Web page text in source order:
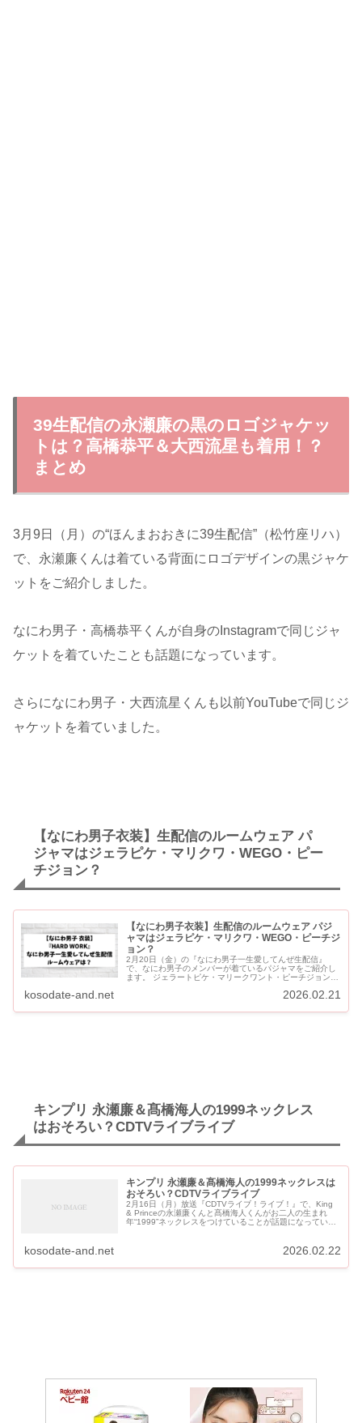
39生配信の永瀬廉の黒のロゴジャケッ
トは？高橋恭平＆大西流星も着用！？
まとめ
3月9日（月）の“ほんまおおきに39生配信”（松竹座リハ）
で、永瀬廉くんは着ている背面にロゴデザインの黒ジャケ
ットをご紹介しました。
なにわ男子・高橋恭平くんが自身のInstagramで同じジャ
ケットを着ていたことも話題になっています。
さらになにわ男子・大西流星くんも以前YouTubeで同じジ
ャケットを着ていました。
【なにわ男子衣装】生配信のルームウェア パ
ジャマはジェラピケ・マリクワ・WEGO・ピー
チジョン？
【なにわ男子衣装】生配信のルームウェア パジ
ャマはジェラピケ・マリクワ・WEGO・ピーチジ
ョン？
2月20日（金）の『なにわ男子一生愛してんぜ生配信』
で、なにわ男子のメンバーが着ているパジャマをご紹介し
ます。 ジェラートピケ・マリークワント・ピーチジョン・
kosodate-and.net 2026.02.21
キンプリ 永瀬廉＆髙橋海人の1999ネックレス
はおそろい？CDTVライブライブ
キンプリ 永瀬廉＆髙橋海人の1999ネックレスは
おそろい？CDTVライブライブ
2月16日（月）放送『CDTVライブ！ライブ！』で、King
& Princeの永瀬廉くんと髙橋海人くんがお二人の生まれ
年“1999”ネックレスをつけていることが話題になっていま
kosodate-and.net 2026.02.22